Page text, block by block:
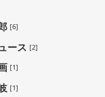
[6]
ース [2]
[1]
[1]